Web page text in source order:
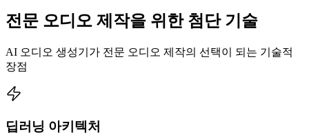
전문 오디오 제작을 위한 첨단 기술
AI 오디오 생성기가 전문 오디오 제작의 선택이 되는 기술적
장점
딥러닝 아키텍처